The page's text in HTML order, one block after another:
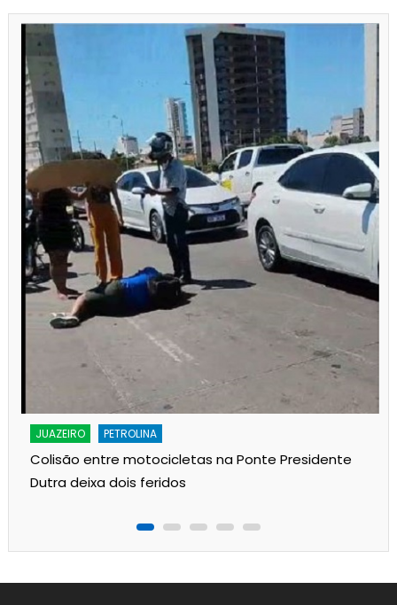
JUAZEIRO PETROLINA
Colisão entre motocicletas na Ponte Presidente
Dutra deixa dois feridos